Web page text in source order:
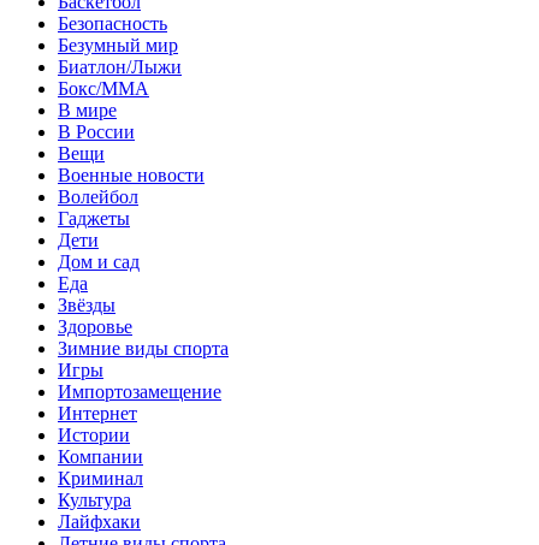
Безопасность
Безумный мир
Биатлон/Лыжи
Бокс/MMA
В мире
В России
Вещи
Военные новости
Волейбол
Гаджеты
Дети
Дом и сад
Еда
Звёзды
Здоровье
Зимние виды спорта
Игры
Импортозамещение
Интернет
Истории
Компании
Криминал
Культура
Лайфхаки